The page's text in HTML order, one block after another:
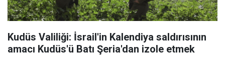
Kudüs Valiliği: İsrail'in Kalendiya saldırısının
amacı Kudüs'ü Batı Şeria'dan izole etmek